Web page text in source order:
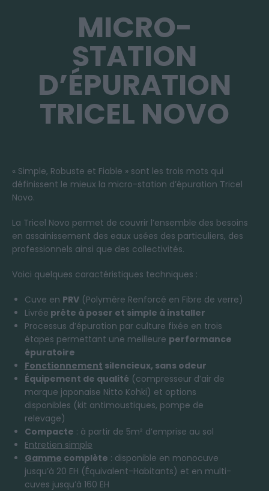
MICRO-
STATION
D’ÉPURATION
TRICEL NOVO
« Simple, Robuste et Fiable » sont les trois mots qui
définissent le mieux la micro-station d’épuration Tricel
Novo.
La Tricel Novo permet de couvrir l’ensemble des besoins
en assainissement des eaux usées des particuliers, des
professionnels ainsi que des collectivités.
Voici quelques caractéristiques techniques :
Cuve en PRV (Polymère Renforcé en Fibre de verre)
Livrée prête à poser et simple à installer
Processus d’épuration par culture fixée en trois
étapes permettant une meilleure performance
épuratoire
Fonctionnement silencieux, sans odeur
Équipement de qualité (compresseur d’air de
marque japonaise Nitto Kohki) et options
disponibles (kit antimoustiques, pompe de
relevage)
Compacte : à partir de 5m² d’emprise au sol
Entretien simple
Gamme complète : disponible en monocuve
jusqu’à 20 EH (Équivalent-Habitants) et en multi-
cuves jusqu’à 160 EH